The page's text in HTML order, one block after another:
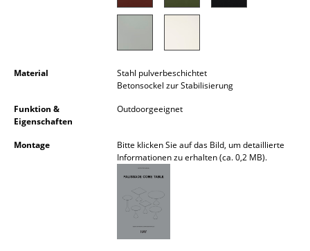
Einzelbetten
Kinderbetten
Nachttische & Bettzubehör
Material
Stahl pulverbeschichtet
Betonsockel zur Stabilisierung
Funktion &
Eigenschaften
Outdoorgeeignet
Montage
Bitte klicken Sie auf das Bild, um detaillierte
Informationen zu erhalten (ca. 0,2 MB).